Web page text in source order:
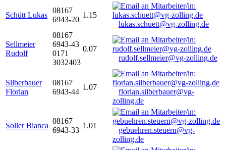
Schütt Lukas
08167
6943-20
1.15
lukas.schuett@vg-zolling.de
Sellmeier
Rudolf
08167
6943-43
0171
3032403
0.07
rudolf.sellmeier@vg-zolling.de
Silberbauer
Florian
08167
6943-44
1.07
florian.silberbauer@vg-
zolling.de
Soller Bianca
08167
6943-33
1.01
gebuehren.steuern@vg-
zolling.de